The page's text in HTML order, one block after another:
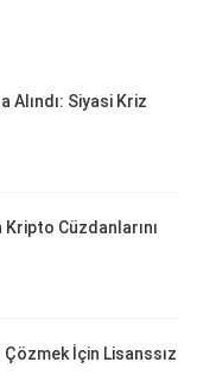
Alındı: Siyasi Kriz
Cüzdanlarını
İçin Lisanssız